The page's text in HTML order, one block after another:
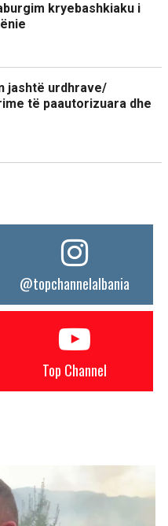
kryebashkiaku i
jashtë urdhrave/
të paautorizuara dhe
@topchannelalbania
Top Channel